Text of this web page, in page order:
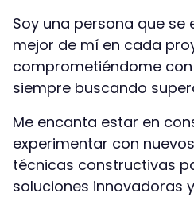
Soy una persona que se
mejor de mí en cada
comprometiéndome
siempre buscando
Me encanta estar en
experimentar con
técnicas constructivas
soluciones innovadoras